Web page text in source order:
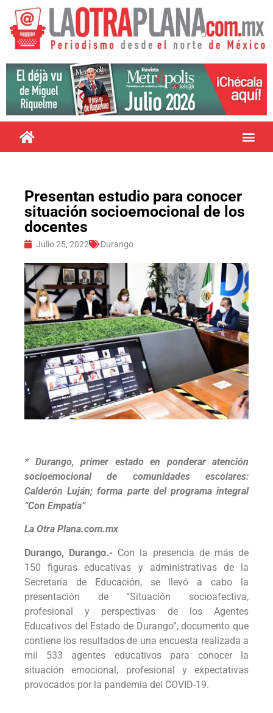
Presentan estudio para conocer
situación socioemocional de los
docentes
Julio 25, 2022 Durango
* Durango, primer estado en ponderar atención
socioemocional de comunidades escolares:
Calderón Luján; forma parte del programa integral
“Con Empatía”
La Otra Plana.com.mx
Durango, Durango.- Con la presencia de más de
150 figuras educativas y administrativas de la
Secretaría de Educación, se llevó a cabo la
presentación de “Situación socioafectiva,
profesional y perspectivas de los Agentes
Educativos del Estado de Durango”, documento que
contiene los resultados de una encuesta realizada a
mil 533 agentes educativos para conocer la
situación emocional, profesional y expectativas
provocados por la pandemia del COVID-19.